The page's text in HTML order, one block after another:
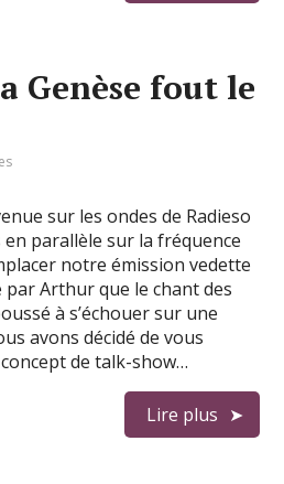
Genèse fout le
sur les ondes de Radieso
parallèle sur la fréquence
notre émission vedette
par Arthur que le chant des
à s’échouer sur une
avons décidé de vous
de talk-show…
Lire plus